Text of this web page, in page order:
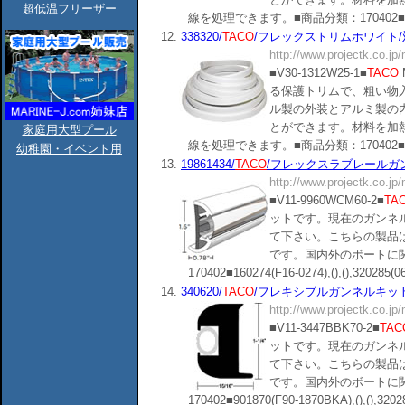
超低温フリーザー
家庭用大型プール
幼稚園・イベント用
線を処理できます。■商品分類：
12. 338320/TACO/フレックストリムホワイト
http://
■V30-1312W25-1■TACO
る保護トリムで、粗い物
ル製の外装とアルミ製の
とができます。材料を加
線を処理できます。■商品分類：
13. 19861434/TACO/フレックスラブレールガ
http://
■V11-9960WCM60-2■
ットです。現在のガンネ
て下さい。こちらの製品
です。国内外のボートに
170402■160274(F16-
14. 340620/TACO/フレキシブルガンネルキッ
http://
■V11-3447BBK70-2■
ットです。現在のガンネ
て下さい。こちらの製品
です。国内外のボートに
170402■901870(F90-